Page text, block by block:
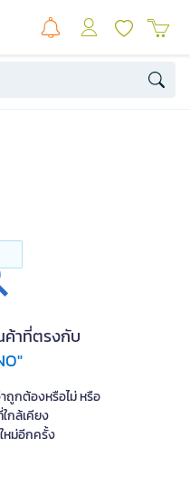
าที่ตรงกับ
ถูกต้องหรือไม่ หรือ
กล้เคียง
หม่อีกครั้ง